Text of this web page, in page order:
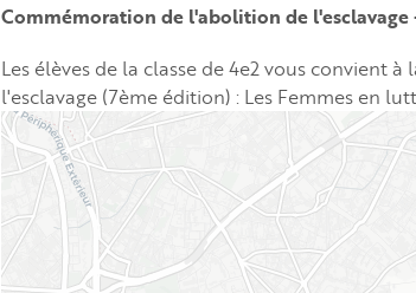
Commémoration de l'abolition de
Les élèves de la classe de 4e2 vous convient
l'esclavage (7ème édition) : Les Femmes en